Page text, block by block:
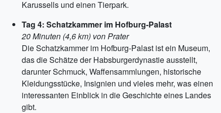
Karussells und einen Tierpark.
Tag 4: Schatzkammer im Hofburg-Palast
20 Minuten (4,6 km) von Prater
Die Schatzkammer im Hofburg-Palast ist ein Museum,
das die Schätze der Habsburgerdynastie ausstellt,
darunter Schmuck, Waffensammlungen, historische
Kleidungsstücke, Insignien und vieles mehr, was einen
interessanten Einblick in die Geschichte eines Landes
gibt.